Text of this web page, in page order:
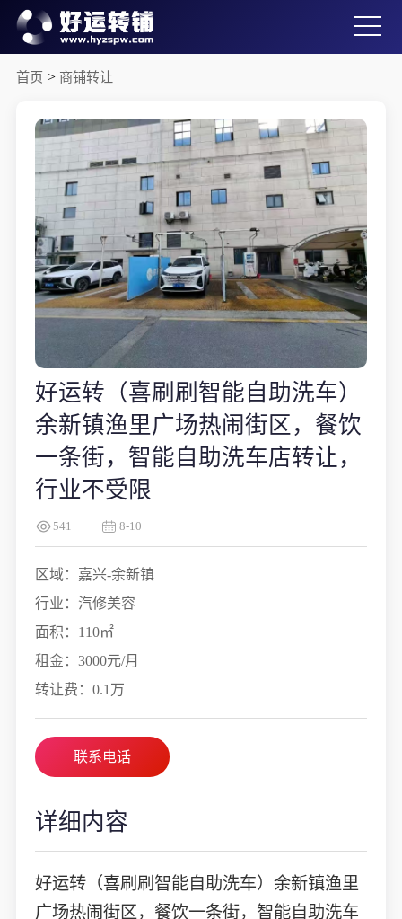
首页 > 商铺转让
好运转（喜刷刷智能自助洗车）
余新镇渔里广场热闹街区，餐饮
一条街，智能自助洗车店转让，
行业不受限
541 8-10
区域：嘉兴-余新镇
行业：汽修美容
面积：110㎡
租金：3000元/月
转让费：0.1万
联系电话
详细内容
好运转（喜刷刷智能自助洗车）余新镇渔里
广场热闹街区，餐饮一条街，智能自助洗车